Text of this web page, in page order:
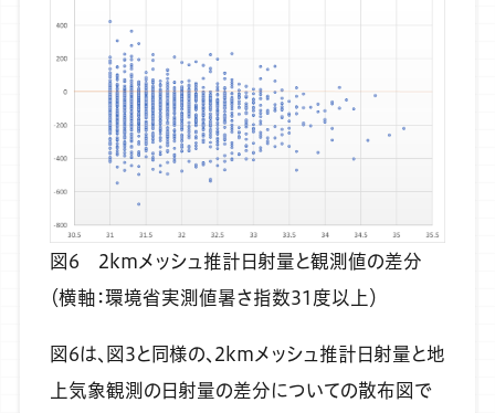
図6 2kmメッシュ推計日射量と観測値の差分
（横軸：環境省実測値暑さ指数31度以上）
図6は、図3と同様の、2kmメッシュ推計日射量と地
上気象観測の日射量の差分についての散布図で